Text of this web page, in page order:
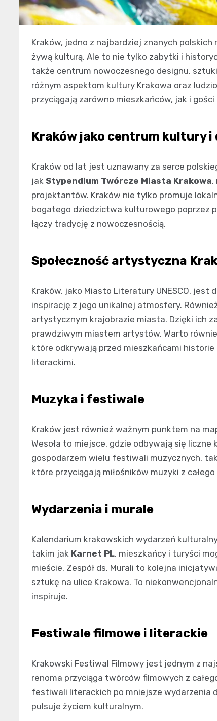
Kraków, jedno z najbardziej znanych
żywą kulturą. Ale to nie tylko zabytki i
także centrum nowoczesnego designu,
różnym aspektom kultury Krakowa oraz
przyciągają zarówno mieszkańców, jak i gości
Kraków jako centrum kultury i
Kraków od lat jest uznawany za serce
jak Stypendium Twórcze Miasta Krakowa,
projektantów. Kraków nie tylko promuje
bogatego dziedzictwa kulturowego poprzez
łączy tradycję z nowoczesnością.
Społeczność artystyczna
Kraków, jako Miasto Literatury UNESCO,
inspirację z jego unikalnej atmosfery.
artystycznym krajobrazie miasta. Dzięki ich
prawdziwym miastem artystów. Warto
które odkrywają przed mieszkańcami
literackimi.
Muzyka i festiwale
Kraków jest również ważnym punktem na
Wesoła to miejsce, gdzie odbywają się
gospodarzem wielu festiwali muzycznych,
które przyciągają miłośników muzyki z
Wydarzenia i murale
Kalendarium krakowskich wydarzeń
takim jak Karnet PL, mieszkańcy i turyści
mieście. Zespół ds. Murali to kolejna
sztukę na ulice Krakowa. To
inspiruje.
Festiwale filmowe i literackie
Krakowski Festiwal Filmowy jest jednym z
renoma przyciąga twórców filmowych z
festiwali literackich po mniejsze wydarzenia
pulsuje życiem kulturalnym.